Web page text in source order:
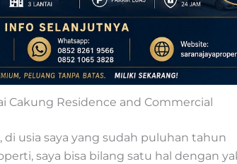
Cakung Residence and Commercial
di usia saya yang sudah puluhan tahun
saya bisa bilang satu hal dengan